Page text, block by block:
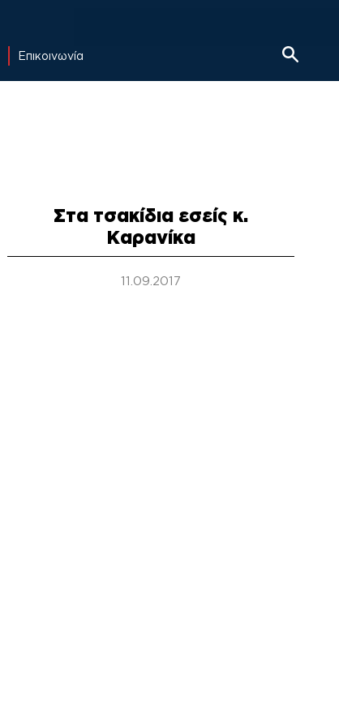
Επικοινωνία
Στα τσακίδια εσείς κ.
Καρανίκα
11.09.2017